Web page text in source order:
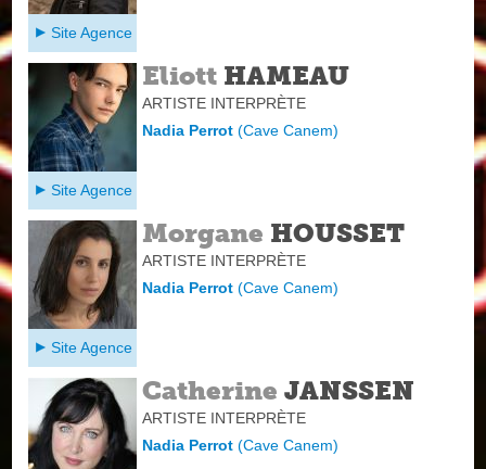
Site Agence
Eliott HAMEAU
ARTISTE INTERPRÈTE
Nadia Perrot(Cave Canem)
Site Agence
Morgane HOUSSET
ARTISTE INTERPRÈTE
Nadia Perrot(Cave Canem)
Site Agence
Catherine JANSSEN
ARTISTE INTERPRÈTE
Nadia Perrot(Cave Canem)